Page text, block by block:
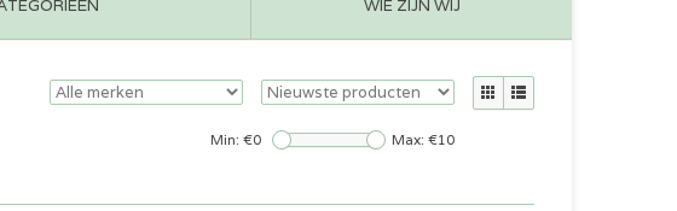
WIE ZIJN WIJ
Min: €0 Max: €10